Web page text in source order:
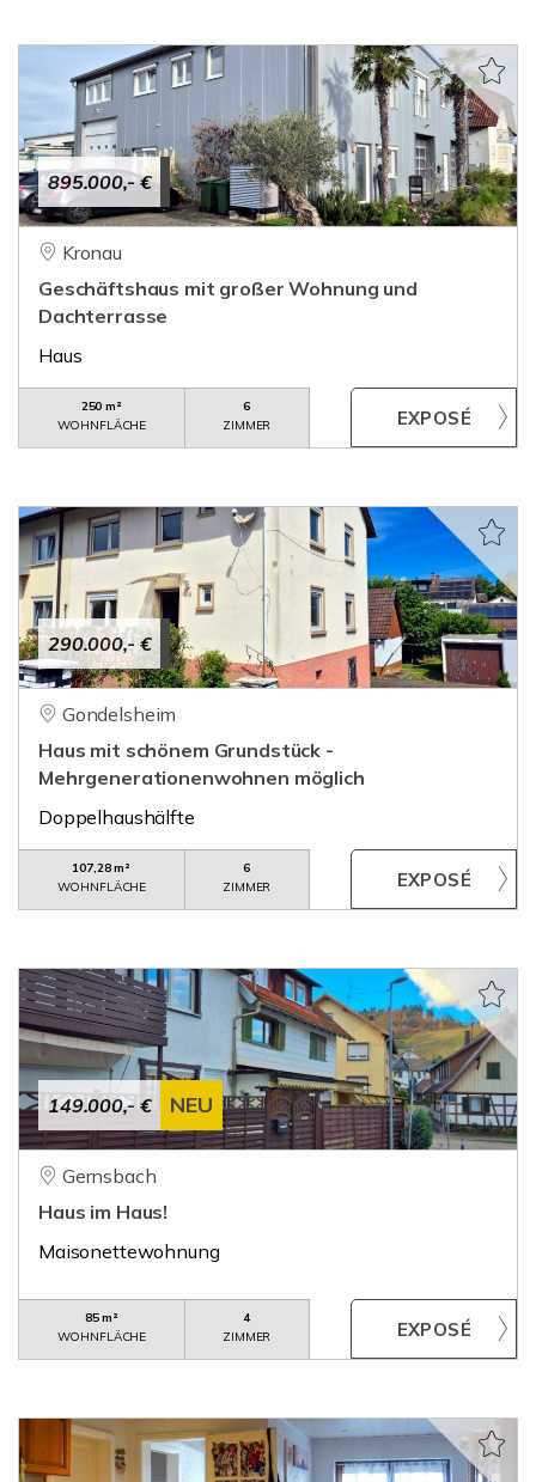
895.000,- €
Kronau
Geschäftshaus mit großer Wohnung und
Dachterrasse
Haus
250 m²
WOHNFLÄCHE
6
ZIMMER
290.000,- €
Gondelsheim
Haus mit schönem Grundstück -
Mehrgenerationenwohnen möglich
Doppelhaushälfte
107,28 m²
WOHNFLÄCHE
6
ZIMMER
149.000,- € NEU
Gernsbach
Haus im Haus!
Maisonettewohnung
85 m²
WOHNFLÄCHE
4
ZIMMER